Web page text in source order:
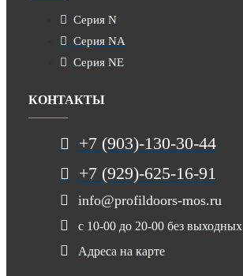
Серия N
Серия NA
Серия NE
КОНТАКТЫ
+7 (903)-130-30-44
+7 (929)-625-16-91
info@profildoors-mos.ru
с 10-00 до 20-00 без выходных
Адреса на карте